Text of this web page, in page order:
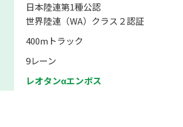
日本陸連第1種公認
世界陸連（WA）クラス２認証
400mトラック
9レーン
レオタンαエンボス